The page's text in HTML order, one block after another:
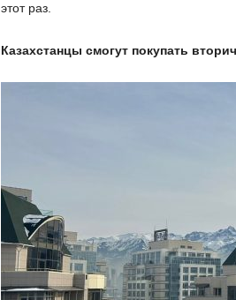
этот раз.
Казахстанцы смогут покупать